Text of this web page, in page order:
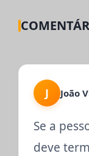
J João
Se a
deve